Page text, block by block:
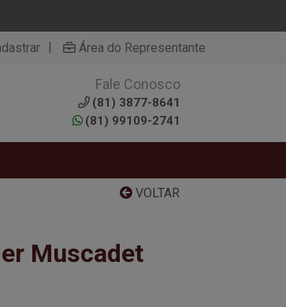
| Área do Representante
Fale Conosco
(81) 3877-8641
(81) 99109-2741
VOLTAR
Muscadet